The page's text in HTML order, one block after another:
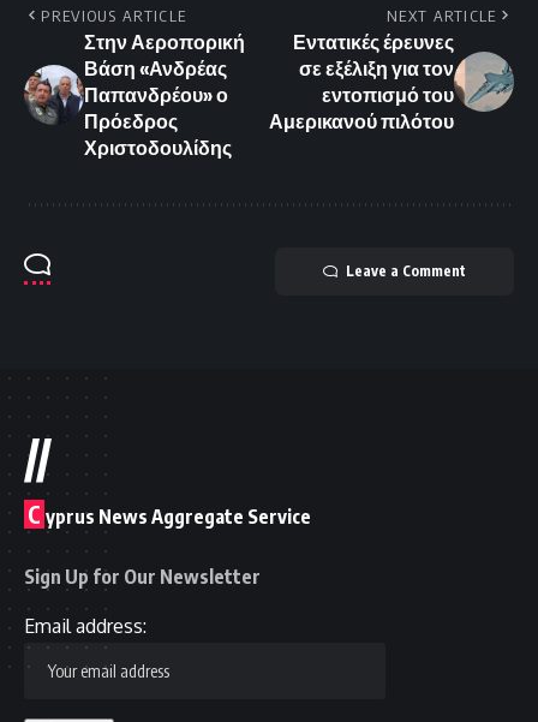
PREVIOUS ARTICLE
Στην Αεροπορική
Βάση «Ανδρέας
Παπανδρέου» ο
Πρόεδρος
Χριστοδουλίδης
NEXT ARTICLE
Εντατικές έρευνες
σε εξέλιξη για τον
εντοπισμό του
Αμερικανού πιλότου
Leave a Comment
//
C yprus News Aggregate Service
Sign Up for Our Newsletter
Email address: